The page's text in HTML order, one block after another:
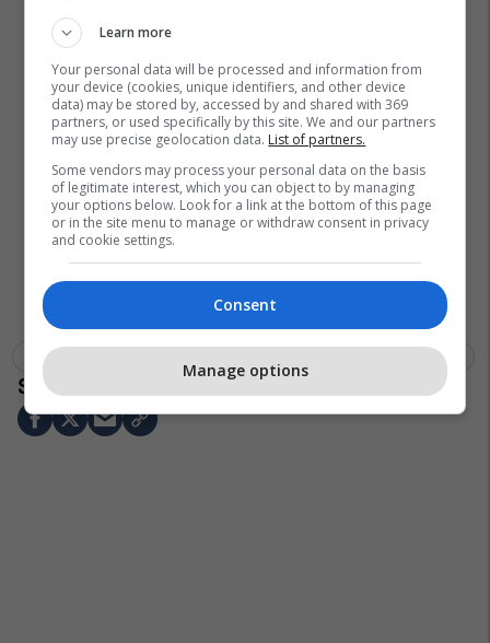
Eredevise Man Utd
Learn more
Your personal data will be processed and information from
your device (cookies, unique identifiers, and other device
data) may be stored by, accessed by and shared with 369
partners, or used specifically by this site. We and our partners
may use precise geolocation data. List of partners.
Some vendors may process your personal data on the basis
of legitimate interest, which you can object to by managing
your options below. Look for a link at the bottom of this page
or in the site menu to manage or withdraw consent in privacy
and cookie settings.
Consent
Manage options